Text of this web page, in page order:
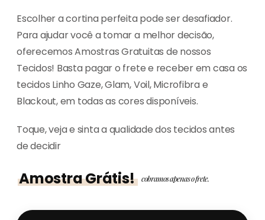
Escolher a cortina perfeita pode ser desafiador.
Para ajudar você a tomar a melhor decisão,
oferecemos Amostras Gratuitas de nossos
Tecidos! Basta pagar o frete e receber em casa os
tecidos Linho Gaze, Glam, Voil, Microfibra e
Blackout, em todas as cores disponíveis.
Toque, veja e sinta a qualidade dos tecidos antes
de decidir
Amostra Grátis! cobramos apenas o frete.